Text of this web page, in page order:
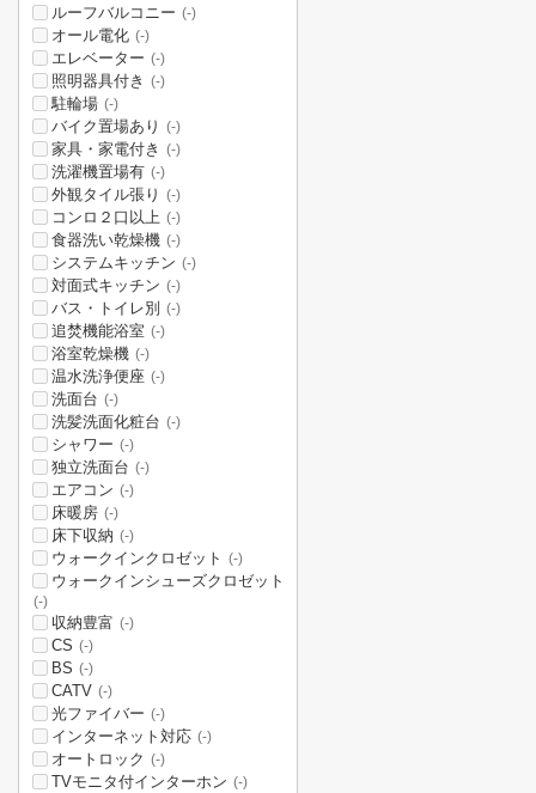
ルーフバルコニー (-)
オール電化 (-)
エレベーター (-)
照明器具付き (-)
駐輪場 (-)
バイク置場あり (-)
家具・家電付き (-)
洗濯機置場有 (-)
外観タイル張り (-)
コンロ２口以上 (-)
食器洗い乾燥機 (-)
システムキッチン (-)
対面式キッチン (-)
バス・トイレ別 (-)
追焚機能浴室 (-)
浴室乾燥機 (-)
温水洗浄便座 (-)
洗面台 (-)
洗髪洗面化粧台 (-)
シャワー (-)
独立洗面台 (-)
エアコン (-)
床暖房 (-)
床下収納 (-)
ウォークインクロゼット (-)
ウォークインシューズクロゼット
(-)
収納豊富 (-)
CS (-)
BS (-)
CATV (-)
光ファイバー (-)
インターネット対応 (-)
オートロック (-)
TVモニタ付インターホン (-)